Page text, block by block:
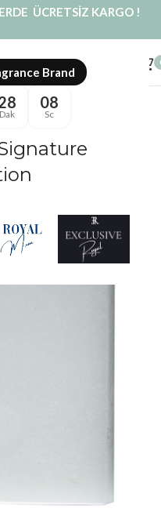
Brand
Dak
08
Sc
ÜCRETSİZ KARGO !